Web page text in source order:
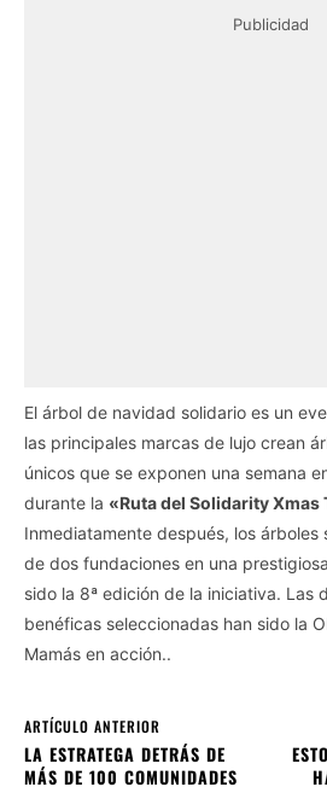
Publicidad
El árbol de navidad solidario es un
las principales marcas de lujo crean
únicos que se exponen una semana
durante la «Ruta del Solidarity Xmas
Inmediatamente después, los
de dos fundaciones en una
sido la 8ª edición de la iniciativa. Las
benéficas seleccionadas han sido la
Mamás en acción..
ARTÍCULO ANTERIOR
LA ESTRATEGA DETRÁS DE
MÁS DE 100 COMUNIDADES